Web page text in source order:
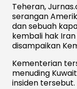
Teheran,
serangan
dan sebuah
kembali hak
disampaikan
Kementerian
menuding
insiden tersebut.